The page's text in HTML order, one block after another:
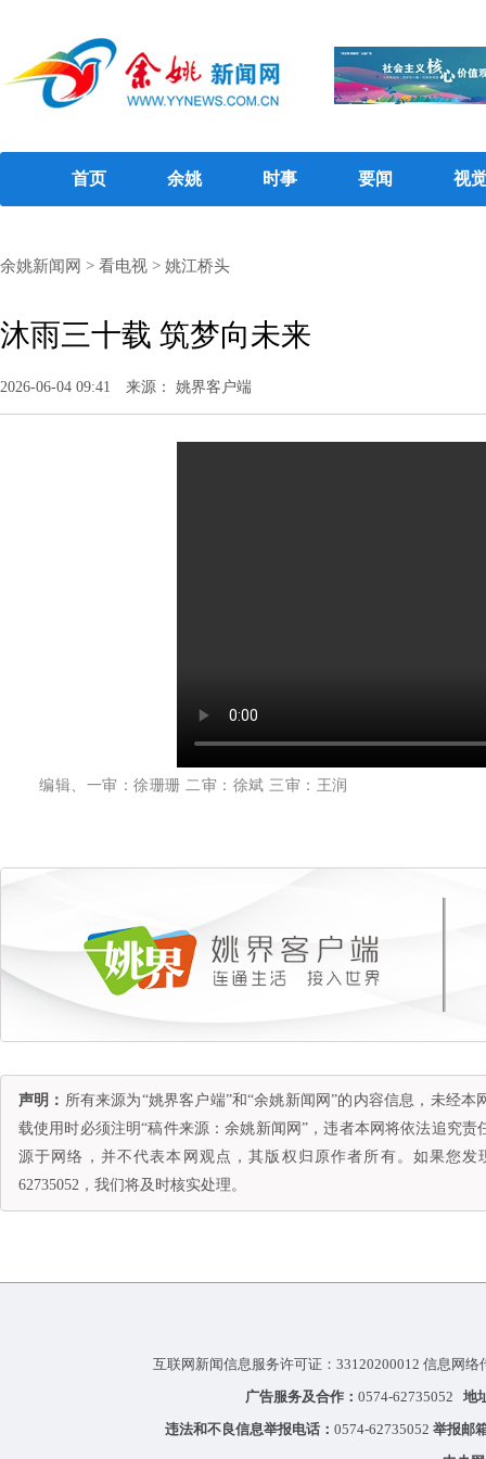
首页 余姚 时事 要闻 视
余姚新闻网 > 看电视 > 姚江桥头
沐雨三十载 筑梦向未来
2026-06-04 09:41 来源： 姚界客户端
编辑、一审：徐珊珊 二审：徐斌 三审：王润
声明： 所有来源为“姚界客户端”和“余姚新闻网”的内容信息，未经
载使用时必须注明“稿件来源：余姚新闻网”，违者本网将依法追究
源于网络，并不代表本网观点，其版权归原作者所有。如果您
62735052，我们将及时核实处理。
互联网新闻信息服务许可证：33120200012 信息网
广告服务及合作： 0574-62735052 地
违法和不良信息举报电话： 0574-62735052 举报邮